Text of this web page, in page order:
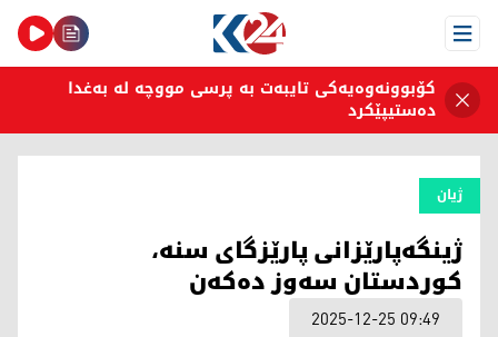
Open Menu
کۆبوونەوەیەکی تایبەت بە پرسی مووچە لە بەغدا
دەستیپێکرد
ژیان
ژینگەپارێزانی پارێزگای سنە،
کوردستان سەوز دەکەن
2025-12-25 09:49